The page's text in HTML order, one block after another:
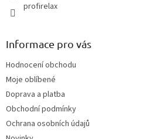
profirelax
Informace pro vás
Hodnocení obchodu
Moje oblíbené
Doprava a platba
Obchodní podmínky
Ochrana osobních údajů